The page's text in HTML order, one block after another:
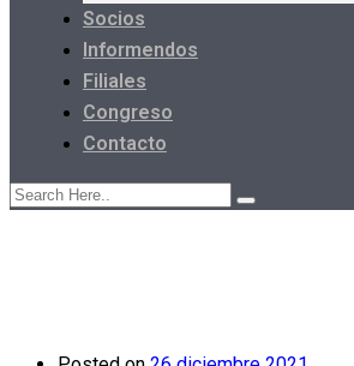
Socios
Informendos
Filiales
Congreso
Contacto